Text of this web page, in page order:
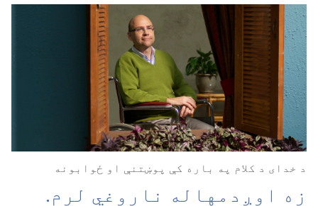
د خدای د کلام په باره کې پوښتنې او ځوابونه
زه اوږدمهاله ناروغي لرم.‏